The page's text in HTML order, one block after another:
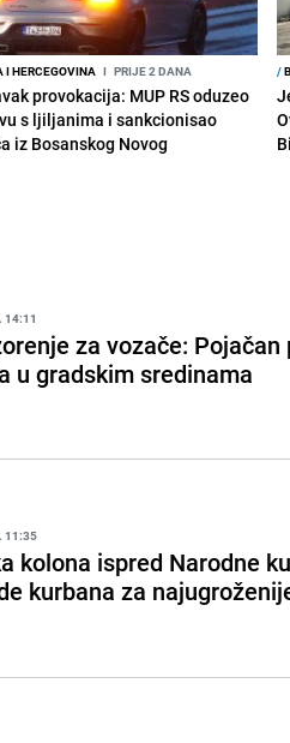
I HERCEGOVINA I PRIJE 2 DANA
provokacija: MUP RS oduzeo
s ljiljanima i sankcionisao
iz Bosanskog Novog
/
14:11
za vozače:
u gradskim sredinama
11:35
kolona ispred Narodne
kurbana za